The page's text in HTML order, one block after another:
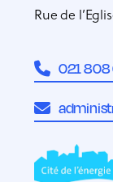
Rue de
021